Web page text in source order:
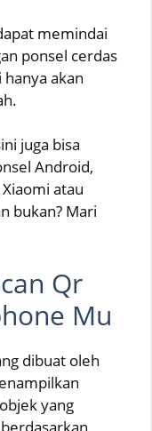
memindai
ponsel cerdas
akan
juga bisa
Android,
atau
bukan? Mari
Qr
Mu
dibuat oleh
yang